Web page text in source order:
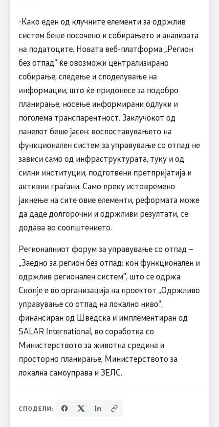
-Како еден од клучните елементи за одржлив
систем беше посочено и собирањето и анализата
на податоците. Новата веб-платформа „Регион
без отпад“ ќе овозможи централизирано
собирање, следење и споделување на
информации, што ќе придонесе за подобро
планирање, носење информирани одлуки и
поголема транспарентност. Заклучокот од
панелот беше јасен: воспоставувањето на
функционален систем за управување со отпад не
зависи само од инфраструктурата, туку и од
силни институции, подготвени претпријатија и
активни граѓани. Само преку истовремено
јакнење на сите овие елементи, реформата може
да даде долгорочни и одржливи резултати, се
додава во соопштението.
Регионалниот форум за управување со отпад –
„Заедно за регион без отпад: кон функционален и
одржлив регионален систем“, што се одржа
Скопје е во организација на проектот „Одржливо
управување со отпад на локално ниво“,
финансиран од Шведска и имплементиран од
SALAR International, во соработка со
Министерството за животна средина и
просторно планирање, Министерството за
локална самоуправа и ЗЕЛС.
СПОДЕЛИ: